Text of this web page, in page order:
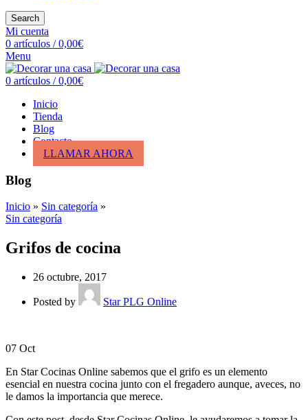
Search
Mi cuenta
0 artículos / 0,00€
Menu
0 artículos / 0,00€
Inicio
Tienda
Blog
Contacto
LLAMAR AHORA
Blog
Inicio » Sin categoría »
Sin categoría
Grifos de cocina
26 octubre, 2017
Posted by Star PLG Online
07 Oct
En Star Cocinas Online sabemos que el grifo es un elemento
esencial en nuestra cocina junto con el fregadero aunque, aveces, no
le damos la importancia que merece.